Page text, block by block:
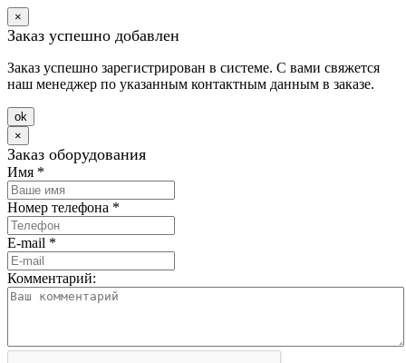
×
Заказ успешно добавлен
Заказ успешно зарегистрирован в системе. С вами свяжется
наш менеджер по указанным контактным данным в заказе.
оk
×
Заказ оборудования
Имя *
Номер телефона *
E-mail *
Комментарий: